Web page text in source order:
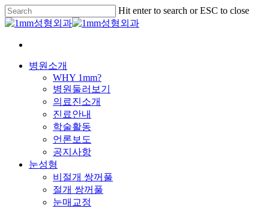
Skip
to
main
content
Hit enter to search or ESC to close
Close
Menu
병원소개
WHY 1mm?
병원둘러보기
의료진소개
진료안내
학술활동
언론보도
공지사항
눈성형
비절개 쌍꺼풀
절개 쌍꺼풀
눈매교정